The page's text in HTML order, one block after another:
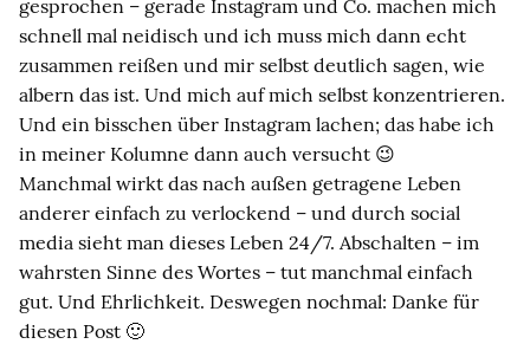
gesprochen – gerade Instagram und Co. machen mich
schnell mal neidisch und ich muss mich dann echt
zusammen reißen und mir selbst deutlich sagen, wie
albern das ist. Und mich auf mich selbst konzentrieren.
Und ein bisschen über Instagram lachen; das habe ich
in meiner Kolumne dann auch versucht 😉
Manchmal wirkt das nach außen getragene Leben
anderer einfach zu verlockend – und durch social
media sieht man dieses Leben 24/7. Abschalten – im
wahrsten Sinne des Wortes – tut manchmal einfach
gut. Und Ehrlichkeit. Deswegen nochmal: Danke für
diesen Post 🙂